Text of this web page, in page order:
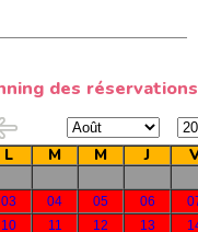
des réservations